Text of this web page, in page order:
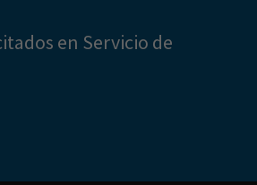
en Servicio de